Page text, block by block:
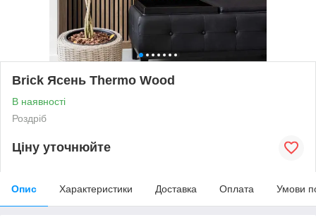
Brick Ясень Thermo Wood
В наявності
Роздріб
Ціну уточнюйте
Опис Характеристики Доставка Оплата Умови